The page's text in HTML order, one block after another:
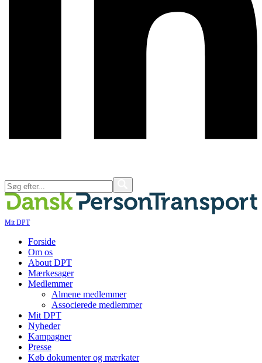
Mit DPT
Forside
Om os
About DPT
Mærkesager
Medlemmer
Almene medlemmer
Associerede medlemmer
Mit DPT
Nyheder
Kampagner
Presse
Køb dokumenter og mærkater